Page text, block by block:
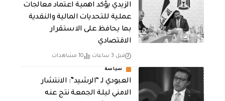
الزيدي يؤكد اهمية اعتماد معالجات
عملية للتحديات المالية والنقدية
بما يحافظ على الاستقرار
الاقتصادي
قبل 3 ساعات 10 مشاهدات
سياسة
العبودي لـ “الرشيد”: الانتشار
الامني ليلة الجمعة نتج عنه